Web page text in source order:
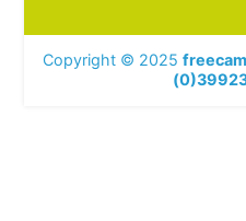
Copyright © 2025